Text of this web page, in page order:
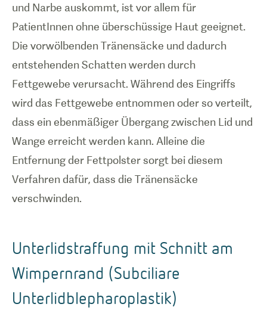
und Narbe auskommt, ist vor allem für
PatientInnen ohne überschüssige Haut geeignet.
Die vorwölbenden Tränensäcke und dadurch
entstehenden Schatten werden durch
Fettgewebe verursacht. Während des Eingriffs
wird das Fettgewebe entnommen oder so verteilt,
dass ein ebenmäßiger Übergang zwischen Lid und
Wange erreicht werden kann. Alleine die
Entfernung der Fettpolster sorgt bei diesem
Verfahren dafür, dass die Tränensäcke
verschwinden.
Unterlidstraffung mit Schnitt am
Wimpernrand (Subciliare
Unterlidblepharoplastik)